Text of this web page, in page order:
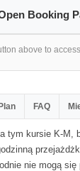
Booking
above to
FAQ
tym kursie K-M,
nie mogą się